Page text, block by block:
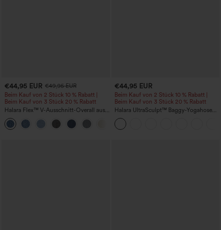
€44,95 EUR €49,95 EUR
Beim Kauf von 2 Stück 10 % Rabatt |
Beim Kauf von 3 Stück 20 % Rabatt
Halara Flex™ V-Ausschnitt-Overall aus
gewaschenem Denim mit Taschen –
lässig
€44,95 EUR
Beim Kauf von 2 Stück 10 % Rabatt |
Beim Kauf von 3 Stück 20 % Rabatt
Halara UltraSculpt™ Baggy-Yogahose
mit hohem Bund, Bauchkontrolle,
Color-Block-Streifen und Taschen